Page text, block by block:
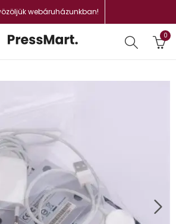
webáruházunkban!
0